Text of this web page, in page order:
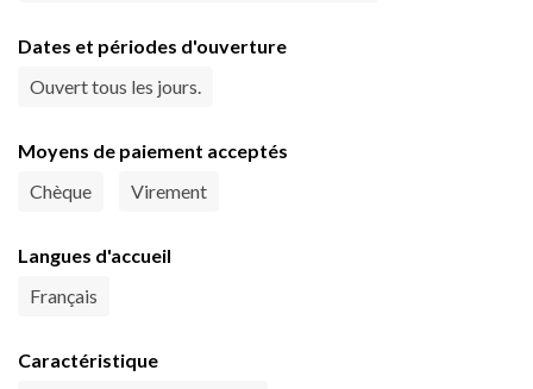
Dates et périodes d'ouverture
Ouvert tous les jours.
Moyens de paiement acceptés
Chèque
Virement
Langues d'accueil
Français
Caractéristique